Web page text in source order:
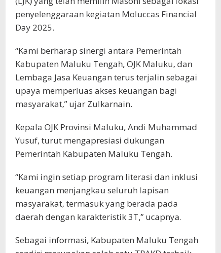
penyelenggaraan kegiatan Moluccas Financial
Day 2025.
“Kami berharap sinergi antara Pemerintah
Kabupaten Maluku Tengah, OJK Maluku, dan
Lembaga Jasa Keuangan terus terjalin sebagai
upaya memperluas akses keuangan bagi
masyarakat,” ujar Zulkarnain.
Kepala OJK Provinsi Maluku, Andi Muhammad
Yusuf, turut mengapresiasi dukungan
Pemerintah Kabupaten Maluku Tengah.
“Kami ingin setiap program literasi dan inklusi
keuangan menjangkau seluruh lapisan
masyarakat, termasuk yang berada pada
daerah dengan karakteristik 3Т,” ucapnya.
Sebagai informasi, Kabupaten Maluku Tengah